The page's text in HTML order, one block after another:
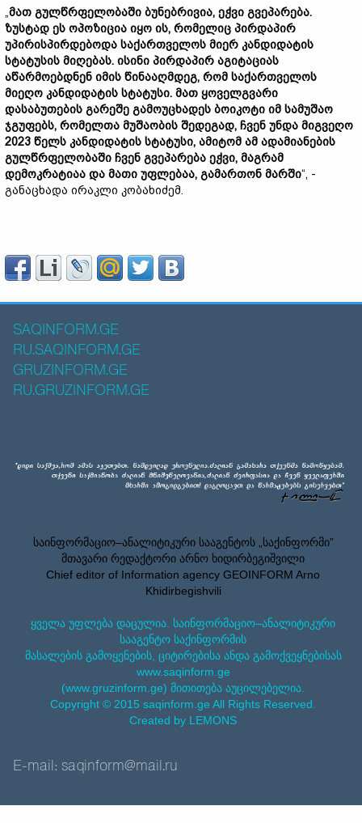
„მათ გულწრფელობაში ბუნებრივია, ეჭვი გვეპარება.
ზუსტად ეს ოპოზიცია იყო ის, რომელიც პირდაპირ
უპირისპირდებოდა საქართველოს მიერ კანდიდატის
სტატუსის მიღებას. ისინი პირდაპირ აგიტაციას
აწარმოებდნენ იმის წინააღმდეგ, რომ საქართველოს
მიეღო კანდიდატის სტატუსი. მათ ყოველგვარი
დასაბუთების გარეშე გამოუცხადეს ბოიკოტი იმ სამუშაო
ჯგუფებს, რომელთა მუშაობის შედეგად, ჩვენ უნდა მიგვეღო
2023 წელს კანდიდატის სტატუსი, ამიტომ ამ ადამიანების
გულწრფელობაში ჩვენ გვეპარება ეჭვი, მაგრამ
დემოკრატიაა და მათი უფლებაა, გამართონ მარში“, -
განაცხადა ირაკლი კობახიძემ.
SAQINFORM.GE
RU.SAQINFORM.GE
GRUZINFORM.GE
RU.GRUZINFORM.GE
საინფორმაციო–ანალიტიკური სააგენტოს „საქინფორმი”
მთავარი რედაქტორი არნო ხიდირბეგიშვილი
Chief editor of Information agency GEOINFORM Arno
Khidirbegishvili
ყველა უფლება დაცულია. საინფორმაციო–ანალიტიკური
სააგენტო საქინფორმის
მასალების გამოყენების, ციტირებისა ანდა გამოქვეყნებისას
www.saqinform.ge
(www.gruzinform.ge) მითითება აუცილებელია.
Copyright © 2015 saqinform.ge All Rights Reserved.
Created by LEMONS
E-mail: saqinform@mail.ru